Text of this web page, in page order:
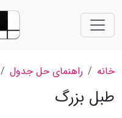
خانه راهنمای حل جدول
طبل بزرگ